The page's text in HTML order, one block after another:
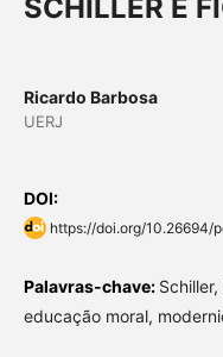
SCHILLER E
Ricardo Barbosa
UERJ
DOI:
https://doi.org/10.26694/
Palavras-chave:
educação moral,